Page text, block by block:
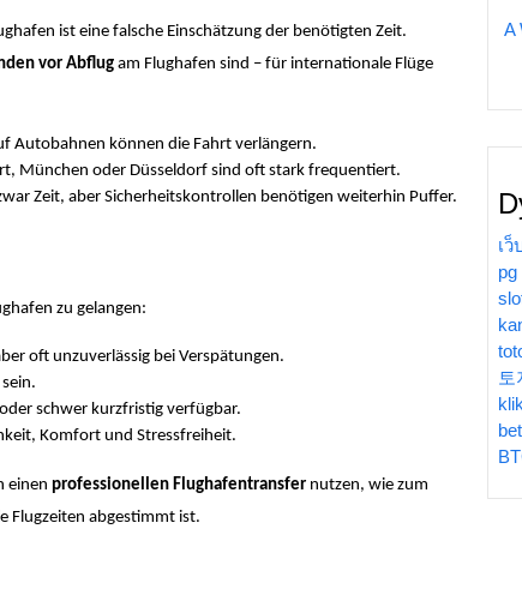
ist eine falsche Einschätzung der benötigten Zeit.
vor Abflug am Flughafen sind – für internationale Flüge
Autobahnen können die Fahrt verlängern.
München oder Düsseldorf sind oft stark frequentiert.
Zeit, aber Sicherheitskontrollen benötigen weiterhin Puffer.
zu gelangen:
oft unzuverlässig bei Verspätungen.
schwer kurzfristig verfügbar.
Komfort und Stressfreiheit.
einen professionellen Flughafentransfer nutzen, wie zum
Flugzeiten abgestimmt ist.
A
เ
토